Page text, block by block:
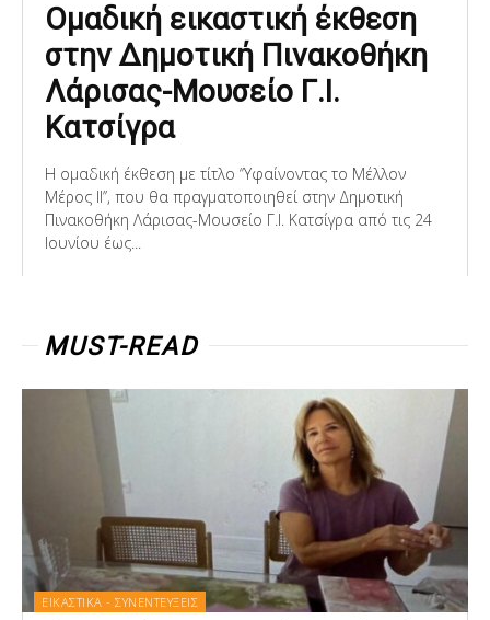
Ομαδική εικαστική έκθεση
στην Δημοτική Πινακοθήκη
Λάρισας-Μουσείο Γ.Ι.
Κατσίγρα
Η ομαδική έκθεση με τίτλο ‘’Υφαίνοντας το Μέλλον
Μέρος ΙΙ’’, που θα πραγματοποιηθεί στην Δημοτική
Πινακοθήκη Λάρισας-Μουσείο Γ.Ι. Κατσίγρα από τις 24
Ιουνίου έως...
MUST-READ
ΕΙΚΑΣΤΙΚΑ - ΣΥΝΕΝΤΕΥΞΕΙΣ